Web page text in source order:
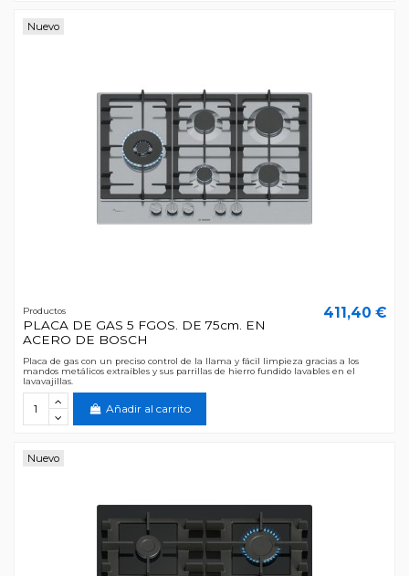
Nuevo
Productos
PLACA DE GAS 5 FGOS. DE 75cm. EN
ACERO DE BOSCH
411,40 €
Placa de gas con un preciso control de la llama y fácil limpieza gracias a los
mandos metálicos extraíbles y sus parrillas de hierro fundido lavables en el
lavavajillas.
Añadir al carrito
Nuevo